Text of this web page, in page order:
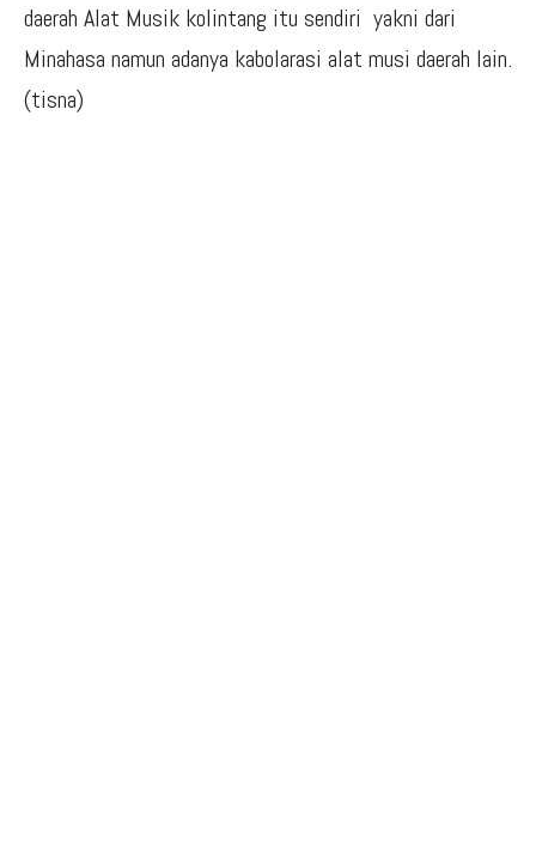
daerah Alat Musik kolintang itu sendiri yakni dari
Minahasa namun adanya kabolarasi alat musi daerah lain.
(tisna)